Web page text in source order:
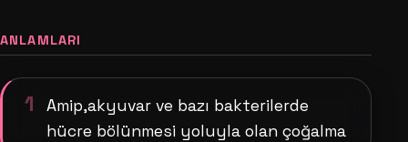
ANLAMLARI
1
Amip,akyuvar ve bazı bakterilerde
hücre bölünmesi yoluyla olan çoğalma